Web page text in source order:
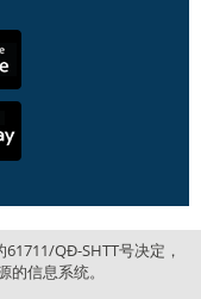
QĐ-SHTT号决定，
信息系统。